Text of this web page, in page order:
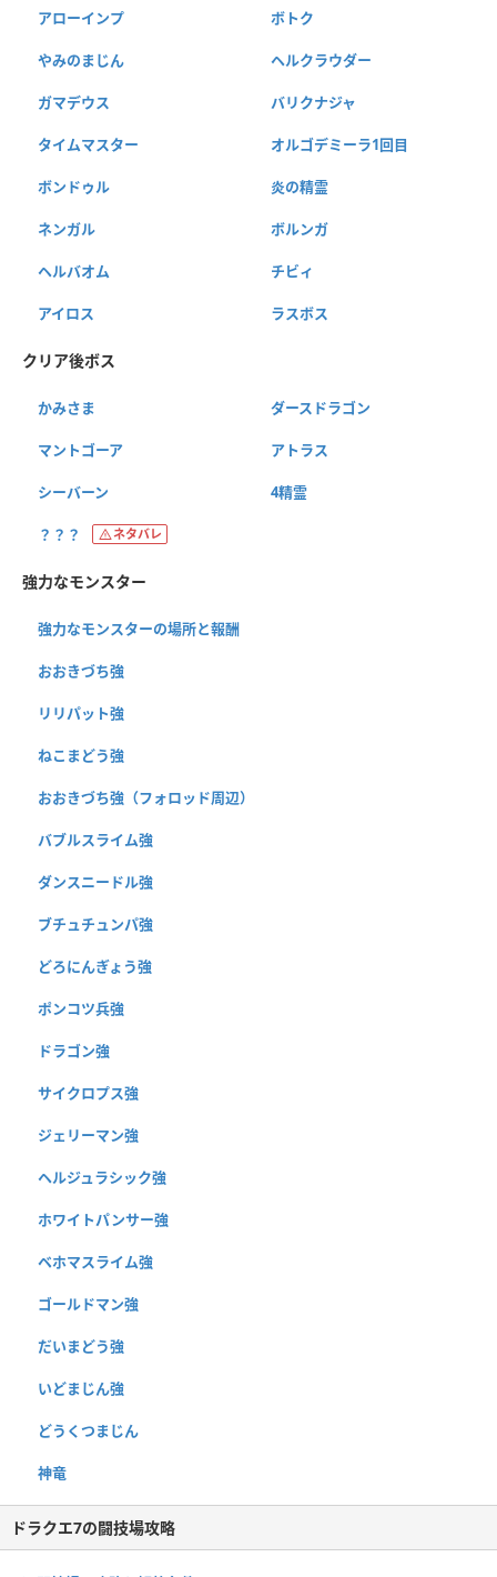
アローインプ ボトク
やみのまじん ヘルクラウダー
ガマデウス バリクナジャ
タイムマスター オルゴデミーラ1回目
ボンドゥル 炎の精霊
ネンガル ボルンガ
ヘルバオム チビィ
アイロス ラスボス
クリア後ボス
かみさま ダースドラゴン
マントゴーア アトラス
シーバーン 4精霊
？？？ ネタバレ
強力なモンスター
強力なモンスターの場所と報酬
おおきづち強
リリパット強
ねこまどう強
おおきづち強（フォロッド周辺）
バブルスライム強
ダンスニードル強
ブチュチュンパ強
どろにんぎょう強
ポンコツ兵強
ドラゴン強
サイクロプス強
ジェリーマン強
ヘルジュラシック強
ホワイトパンサー強
ベホマスライム強
ゴールドマン強
だいまどう強
いどまじん強
どうくつまじん
神竜
ドラクエ7の闘技場攻略